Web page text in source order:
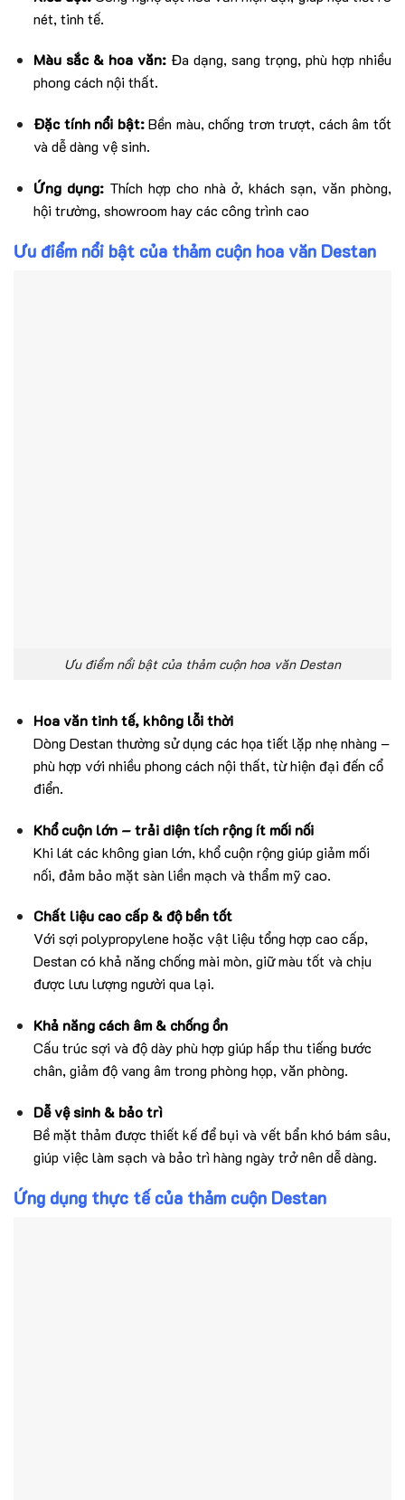
nét, tinh tế.
Màu sắc & hoa văn: Đa dạng, sang trọng, phù hợp nhiều
phong cách nội thất.
Đặc tính nổi bật:Bền màu, chống trơn trượt, cách âm tốt
và dễ dàng vệ sinh.
Ứng dụng: Thích hợp cho nhà ở, khách sạn, văn phòng,
hội trường, showroom hay các công trình cao
Ưu điểm nổi bật của thảm cuộn hoa văn Destan
Ưu điểm nổi bật của thảm cuộn hoa văn Destan
Hoa văn tinh tế, không lỗi thời
Dòng Destan thường sử dụng các họa tiết lặp nhẹ nhàng –
phù hợp với nhiều phong cách nội thất, từ hiện đại đến cổ
điển.
Khổ cuộn lớn – trải diện tích rộng ít mối nối
Khi lát các không gian lớn, khổ cuộn rộng giúp giảm mối
nối, đảm bảo mặt sàn liền mạch và thẩm mỹ cao.
Chất liệu cao cấp & độ bền tốt
Với sợi polypropylene hoặc vật liệu tổng hợp cao cấp,
Destan có khả năng chống mài mòn, giữ màu tốt và chịu
được lưu lượng người qua lại.
Khả năng cách âm & chống ồn
Cấu trúc sợi và độ dày phù hợp giúp hấp thu tiếng bước
chân, giảm độ vang âm trong phòng họp, văn phòng.
Dễ vệ sinh & bảo trì
Bề mặt thảm được thiết kế để bụi và vết bẩn khó bám sâu,
giúp việc làm sạch và bảo trì hàng ngày trở nên dễ dàng.
Ứng dụng thực tế của thảm cuộn Destan